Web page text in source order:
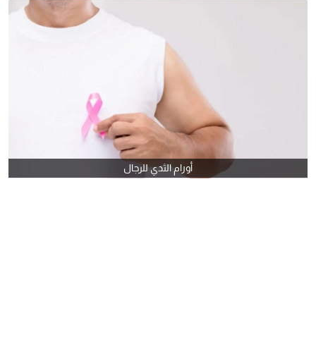
أورام الثدي للرجال